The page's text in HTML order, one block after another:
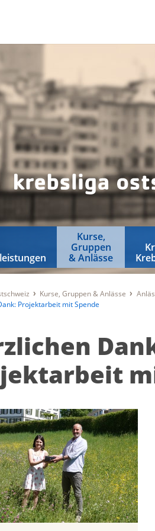
Kurse,
Gruppen
& Anlässe
Kurse, Gruppen & Anlässe
Projektarbeit mit Spende